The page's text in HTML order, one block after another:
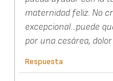
maternidad feliz. No
excepcional...puede
por una cesárea, dolor
Respuesta